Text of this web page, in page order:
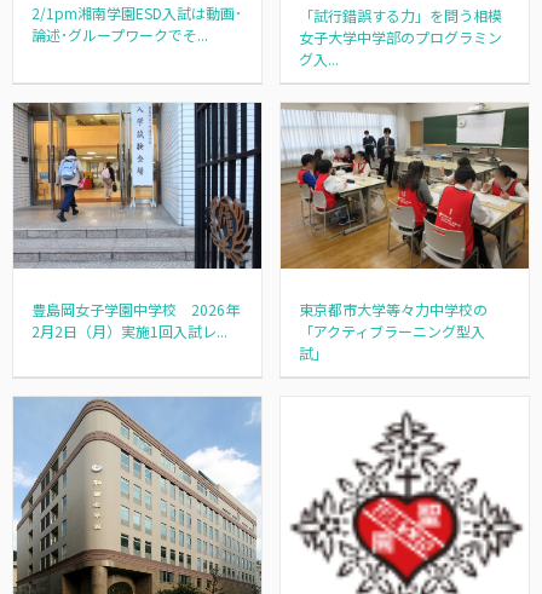
2/1pm湘南学園ESD入試は動画･
論述･グループワークでそ...
「試行錯誤する力」を問う相模
女子大学中学部のプログラミン
グ入...
豊島岡女子学園中学校 2026年
2月2日（月）実施1回入試レ...
東京都市大学等々力中学校の
「アクティブラーニング型入
試」